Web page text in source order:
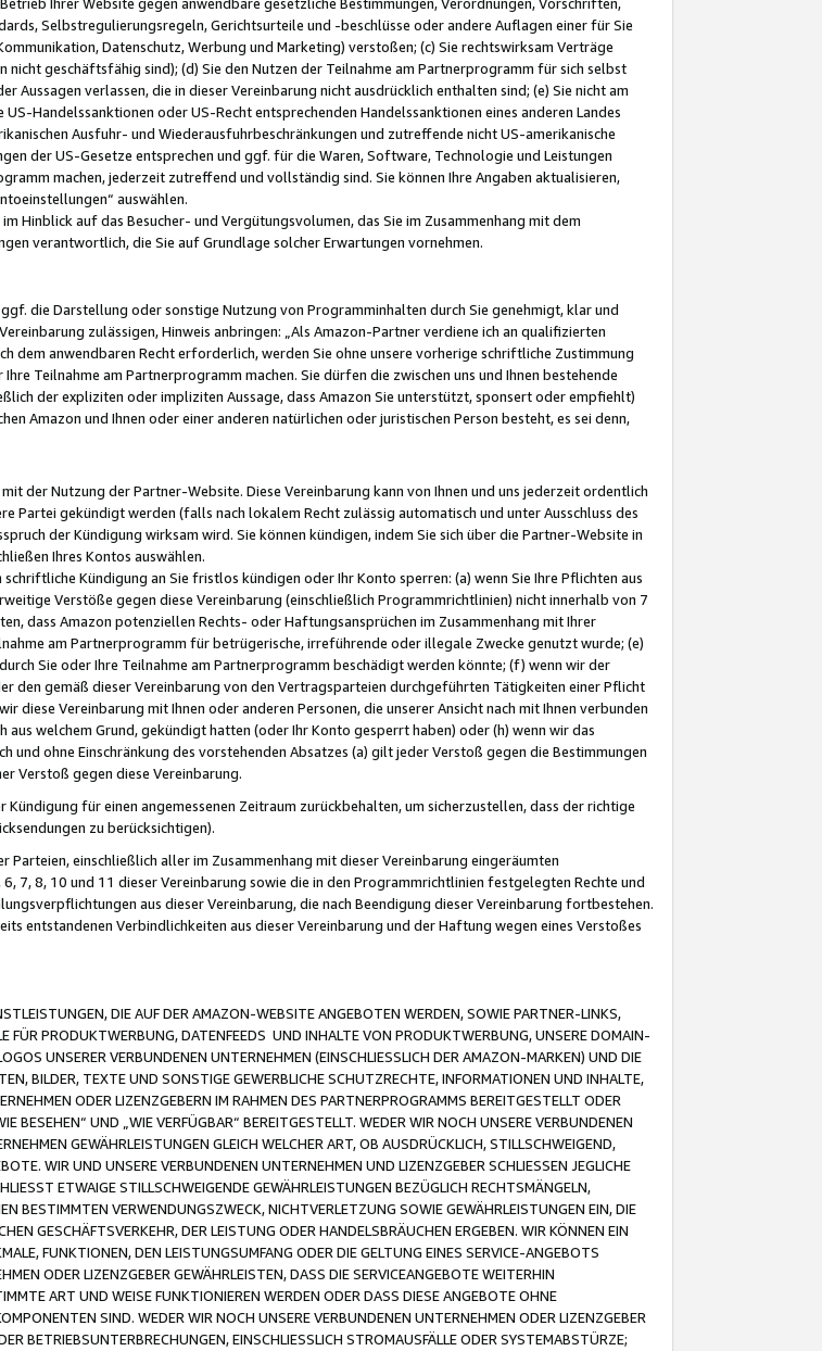
Ihrer Website gegen anwendbare gesetzliche Bestimmungen, Verordnungen, Vorschriften,
Selbstregulierungsregeln, Gerichtsurteile und -beschlüsse oder andere Auflagen einer für Sie
Datenschutz, Werbung und Marketing) verstoßen; (c) Sie rechtswirksam Verträge
geschäftsfähig sind); (d) Sie den Nutzen der Teilnahme am Partnerprogramm für sich selbst
Aussagen verlassen, die in dieser Vereinbarung nicht ausdrücklich enthalten sind; (e) Sie nicht am
Handelssanktionen oder US-Recht entsprechenden Handelssanktionen eines anderen Landes
Ausfuhr- und Wiederausfuhrbeschränkungen und zutreffende nicht US-amerikanische
der US-Gesetze entsprechen und ggf. für die Waren, Software, Technologie und Leistungen
machen, jederzeit zutreffend und vollständig sind. Sie können Ihre Angaben aktualisieren,
auswählen.
Hinblick auf das Besucher- und Vergütungsvolumen, das Sie im Zusammenhang mit dem
verantwortlich, die Sie auf Grundlage solcher Erwartungen vornehmen.
die Darstellung oder sonstige Nutzung von Programminhalten durch Sie genehmigt, klar und
zulässigen, Hinweis anbringen: „Als Amazon-Partner verdiene ich an qualifizierten
dem anwendbaren Recht erforderlich, werden Sie ohne unsere vorherige schriftliche Zustimmung
Teilnahme am Partnerprogramm machen. Sie dürfen die zwischen uns und Ihnen bestehende
der expliziten oder impliziten Aussage, dass Amazon Sie unterstützt, sponsert oder empfiehlt)
Amazon und Ihnen oder einer anderen natürlichen oder juristischen Person besteht, es sei denn,
der Nutzung der Partner-Website. Diese Vereinbarung kann von Ihnen und uns jederzeit ordentlich
Partei gekündigt werden (falls nach lokalem Recht zulässig automatisch und unter Ausschluss des
der Kündigung wirksam wird. Sie können kündigen, indem Sie sich über die Partner-Website in
Ihres Kontos auswählen.
Kündigung an Sie fristlos kündigen oder Ihr Konto sperren: (a) wenn Sie Ihre Pflichten aus
Verstöße gegen diese Vereinbarung (einschließlich Programmrichtlinien) nicht innerhalb von 7
dass Amazon potenziellen Rechts- oder Haftungsansprüchen im Zusammenhang mit Ihrer
am Partnerprogramm für betrügerische, irreführende oder illegale Zwecke genutzt wurde; (e)
Sie oder Ihre Teilnahme am Partnerprogramm beschädigt werden könnte; (f) wenn wir der
den gemäß dieser Vereinbarung von den Vertragsparteien durchgeführten Tätigkeiten einer Pflicht
Vereinbarung mit Ihnen oder anderen Personen, die unserer Ansicht nach mit Ihnen verbunden
welchem Grund, gekündigt hatten (oder Ihr Konto gesperrt haben) oder (h) wenn wir das
ohne Einschränkung des vorstehenden Absatzes (a) gilt jeder Verstoß gegen die Bestimmungen
Verstoß gegen diese Vereinbarung.
für einen angemessenen Zeitraum zurückbehalten, um sicherzustellen, dass der richtige
zu berücksichtigen).
einschließlich aller im Zusammenhang mit dieser Vereinbarung eingeräumten
7, 8, 10 und 11 dieser Vereinbarung sowie die in den Programmrichtlinien festgelegten Rechte und
aus dieser Vereinbarung, die nach Beendigung dieser Vereinbarung fortbestehen.
entstandenen Verbindlichkeiten aus dieser Vereinbarung und der Haftung wegen eines Verstoßes
DIE AUF DER AMAZON-WEBSITE ANGEBOTEN WERDEN, SOWIE PARTNER-LINKS,
FÜR PRODUKTWERBUNG, DATENFEEDS UND INHALTE VON PRODUKTWERBUNG, UNSERE DOMAIN-
UNSERER VERBUNDENEN UNTERNEHMEN (EINSCHLIESSLICH DER AMAZON-MARKEN) UND DIE
BILDER, TEXTE UND SONSTIGE GEWERBLICHE SCHUTZRECHTE, INFORMATIONEN UND INHALTE,
ODER LIZENZGEBERN IM RAHMEN DES PARTNERPROGRAMMS BEREITGESTELLT ODER
BESEHEN“ UND „WIE VERFÜGBAR“ BEREITGESTELLT. WEDER WIR NOCH UNSERE VERBUNDENEN
GEWÄHRLEISTUNGEN GLEICH WELCHER ART, OB AUSDRÜCKLICH, STILLSCHWEIGEND,
WIR UND UNSERE VERBUNDENEN UNTERNEHMEN UND LIZENZGEBER SCHLIESSEN JEGLICHE
ETWAIGE STILLSCHWEIGENDE GEWÄHRLEISTUNGEN BEZÜGLICH RECHTSMÄNGELN,
BESTIMMTEN VERWENDUNGSZWECK, NICHTVERLETZUNG SOWIE GEWÄHRLEISTUNGEN EIN, DIE
GESCHÄFTSVERKEHR, DER LEISTUNG ODER HANDELSBRÄUCHEN ERGEBEN. WIR KÖNNEN EIN
FUNKTIONEN, DEN LEISTUNGSUMFANG ODER DIE GELTUNG EINES SERVICE-ANGEBOTS
ODER LIZENZGEBER GEWÄHRLEISTEN, DASS DIE SERVICEANGEBOTE WEITERHIN
ART UND WEISE FUNKTIONIEREN WERDEN ODER DASS DIESE ANGEBOTE OHNE
SIND. WEDER WIR NOCH UNSERE VERBUNDENEN UNTERNEHMEN ODER LIZENZGEBER
BETRIEBSUNTERBRECHUNGEN, EINSCHLIESSLICH STROMAUSFÄLLE ODER SYSTEMABSTÜRZE;